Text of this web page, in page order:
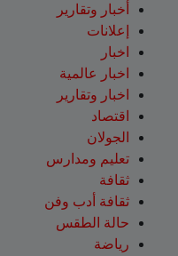
أخبار وتقارير
إعلانات
اخبار
اخبار عالمية
اخبار وتقارير
اقتصاد
الجولان
تعليم ومدارس
ثقافة
ثقافة أدب وفن
حالة الطقس
رياضة